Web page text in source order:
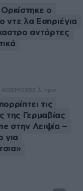
ο
ντε λα Εσπριέγια
αντάρτες
ΚΟΣΜΟΣ53 λ. πριν
τις
της Γερμαβίας
στην Λειψία –
για